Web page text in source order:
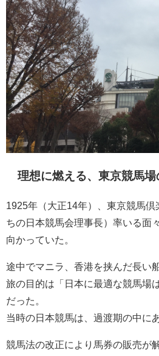
理想に燃える、東京競馬場
1925年（大正14年）、東京競馬
ちの日本競馬会理事長）率いる面
向かっていた。
途中でマニラ、香港を挟んだ長い
旅の目的は「日本に最適な競馬場
だった。
当時の日本競馬は、過渡期の中に
競馬法の改正により馬券の販売が